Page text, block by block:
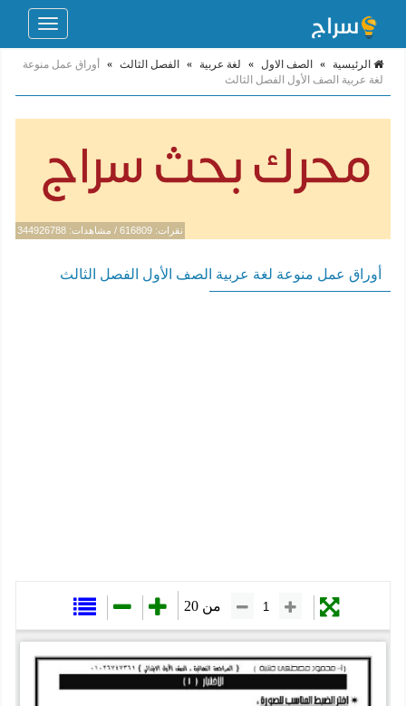
Toggle
الرئيسية » الصف الاول » لغة عربية » الفصل الثالث »
أوراق عمل منوعة
لغة عربية الصف الأول الفصل الثالث
نقرات: 616809 / مشاهدات: 344926788
أوراق عمل منوعة لغة عربية الصف الأول الفصل الثالث